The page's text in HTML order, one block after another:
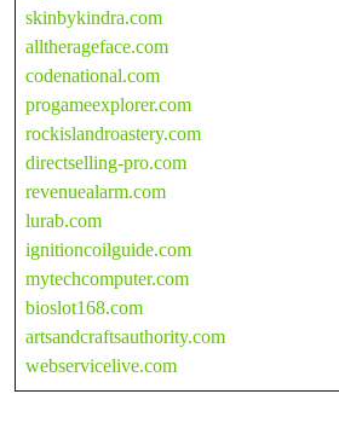
skinbykindra.com
alltherageface.com
codenational.com
progameexplorer.com
rockislandroastery.com
directselling-pro.com
revenuealarm.com
lurab.com
ignitioncoilguide.com
mytechcomputer.com
bioslot168.com
artsandcraftsauthority.com
webservicelive.com